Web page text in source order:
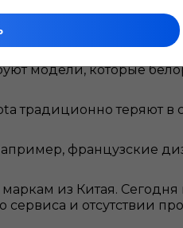
понятной для любого
модели, которые
традиционно теряют в
французские
из Китая. Сегодня
и отсутствии